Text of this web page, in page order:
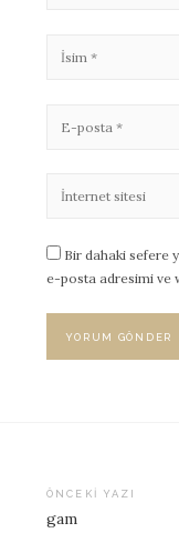
Bir dahaki sefere
e-posta adresimi ve
Yazı
ÖNCEKI YAZI
gam